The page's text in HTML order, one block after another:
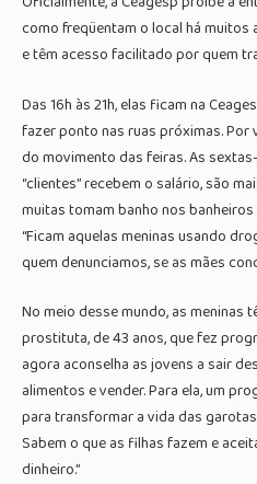
como freqüentam o local há muitos
e têm acesso facilitado por quem
Das 16h às 21h, elas ficam na
fazer ponto nas ruas próximas. Por
do movimento das feiras. As
“clientes” recebem o salário, são
muitas tomam banho nos
“Ficam aquelas meninas usando
quem denunciamos, se as mães
No meio desse mundo, as meninas
prostituta, de 43 anos, que fez
agora aconselha as jovens a sair
alimentos e vender. Para ela, um
para transformar a vida das
Sabem o que as filhas fazem e
dinheiro.”